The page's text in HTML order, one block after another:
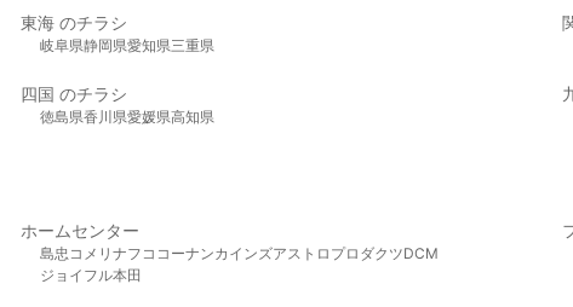
東海 のチラシ
岐阜県静岡県愛知県三重県
四国 のチラシ
徳島県香川県愛媛県高知県
ホームセンター
島忠 コメリ ナフコ コーナンカインズアストロプロダクツDCM
ジョイフル本田